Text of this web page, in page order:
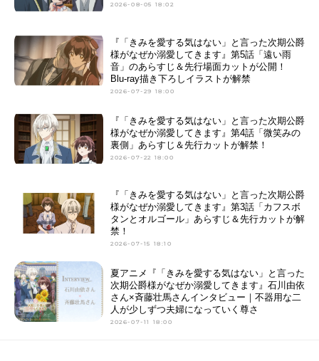
2026-08-05 18:02
『「きみを愛する気はない」と言った次期公爵
様がなぜか溺愛してきます』第5話「遠い雨
音」のあらすじ＆先行場面カットが公開！
Blu-ray描き下ろしイラストが解禁
2026-07-29 18:00
『「きみを愛する気はない」と言った次期公爵
様がなぜか溺愛してきます』第4話「微笑みの
裏側」あらすじ＆先行カットが解禁！
2026-07-22 18:00
『「きみを愛する気はない」と言った次期公爵
様がなぜか溺愛してきます』第3話「カフスボ
タンとオルゴール」あらすじ＆先行カットが解
禁！
2026-07-15 18:10
夏アニメ『「きみを愛する気はない」と言った
次期公爵様がなぜか溺愛してきます』石川由依
さん×斉藤壮馬さんインタビュー｜不器用な二
人が少しずつ夫婦になっていく尊さ
2026-07-11 18:00